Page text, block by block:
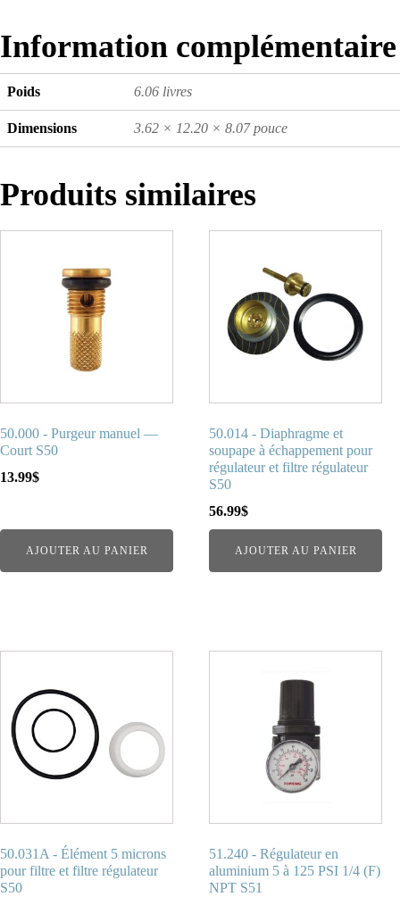
Information complémentaire
Poids 6.06 livres
Dimensions 3.62 × 12.20 × 8.07 pouce
Produits similaires
50.000 - Purgeur manuel —
Court S50
13.99$
AJOUTER AU PANIER
50.014 - Diaphragme et
soupape à échappement pour
régulateur et filtre régulateur
S50
56.99$
AJOUTER AU PANIER
50.031A - Élément 5 microns
pour filtre et filtre régulateur
S50
51.240 - Régulateur en
aluminium 5 à 125 PSI 1/4 (F)
NPT S51